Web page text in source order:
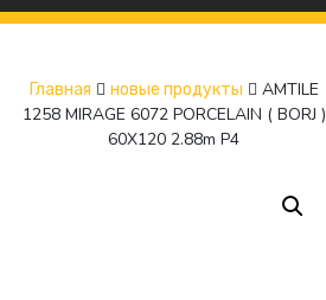
Главная новые продукты
AMTILE
1258 MIRAGE 6072 PORCELAIN ( BORJ )
60X120 2.88m P4